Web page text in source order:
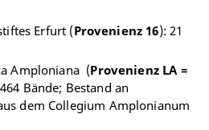
Erfurt (Provenienz 16): 21
Amploniana (Provenienz LA =
Bände; Bestand an
dem Collegium Amplonianum